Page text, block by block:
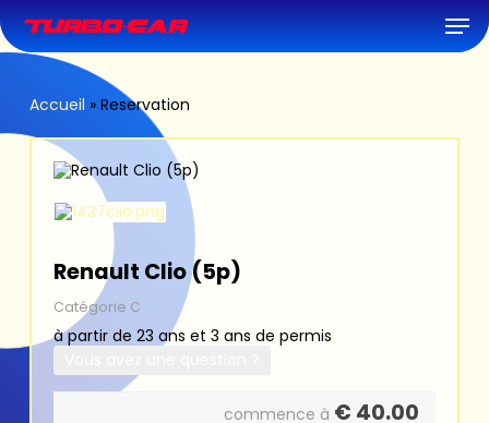
to
main
content
Accueil » Reservation
Renault Clio (5p)
Catégorie C
à partir de 23 ans et 3 ans de permis
commence à € 40.00